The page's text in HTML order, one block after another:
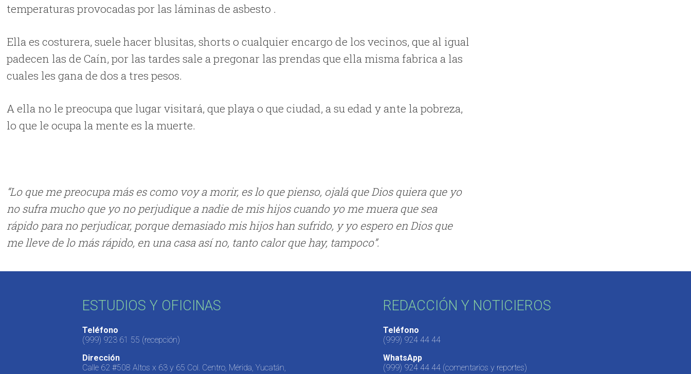
temperaturas provocadas por las láminas de asbesto .
Ella es costurera, suele hacer blusitas, shorts o cualquier encargo de los vecinos, que al igual
padecen las de Caín, por las tardes sale a pregonar las prendas que ella misma fabrica a las
cuales les gana de dos a tres pesos.
A ella no le preocupa que lugar visitará, que playa o que ciudad, a su edad y ante la pobreza,
lo que le ocupa la mente es la muerte.
“Lo que me preocupa más es como voy a morir, es lo que pienso, ojalá que Dios quiera que yo
no sufra mucho que yo no perjudique a nadie de mis hijos cuando yo me muera que sea
rápido para no perjudicar, porque demasiado mis hijos han sufrido, y yo espero en Dios que
me lleve de lo más rápido, en una casa así no, tanto calor que hay, tampoco”.
ESTUDIOS Y OFICINAS
Teléfono
(999) 923 61 55 (recepción)
Dirección
Calle 62 #508 Altos x 63 y 65 Col. Centro, Mérida, Yucatán,
REDACCIÓN Y NOTICIEROS
Teléfono
(999) 924 44 44
WhatsApp
(999) 924 44 44 (comentarios y reportes)